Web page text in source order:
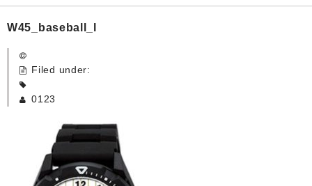
HOME
卒園記念品
カード付フォトフレームクロック(集合)
目覚まし時計(集合＋個別)
W45_baseball_l
Filed under:
0123